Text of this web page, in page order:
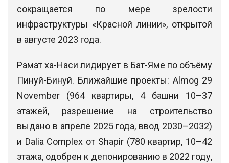
сокращается по мере зрелости
инфраструктуры «Красной линии», открытой
в августе 2023 года.
Рамат ха-Наси лидирует в Бат-Яме по объёму
Пинуй-Бинуй. Ближайшие проекты: Almog 29
November (964 квартиры, 4 башни 10–37
этажей, разрешение на строительство
выдано в апреле 2025 года, ввод 2030–2032)
и Dalia Complex от Shapir (780 квартир, 10–42
этажа, одобрен к депонированию в 2022 году,